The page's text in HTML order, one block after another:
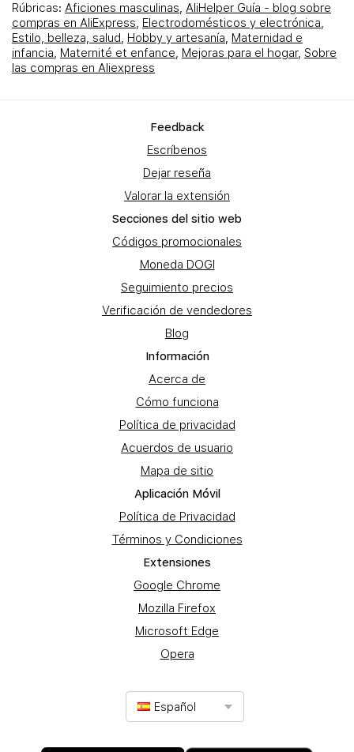
Rúbricas: Aficiones masculinas, AliHelper Guía - blog sobre
compras en AliExpress, Electrodomésticos y electrónica,
Estilo, belleza, salud, Hobby y artesanía, Maternidad e
infancia, Maternité et enfance, Mejoras para el hogar, Sobre
las compras en Aliexpress
Feеdback
Escríbenos
Dejar reseña
Valorar la extensión
Secciones del sitio web
Códigos promocionales
Moneda DOGI
Seguimiento precios
Verificación de vendedores
Blog
Información
Acerca de
Cómo funciona
Política de privacidad
Acuerdos de usuario
Mapa de sitio
Aplicación Móvil
Política de Privacidad
Términos y Condiciones
Extensiones
Google Chrome
Mozilla Firefox
Microsoft Edge
Opera
Español